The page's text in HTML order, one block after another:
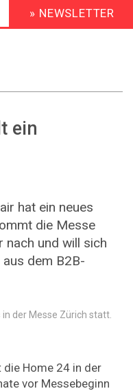
HEADER» NEWSLETTER
ein
hat ein neues
die Messe
nach und will sich
dem B2B-
der Messe Zürich statt.
Home 24 in der
vor Messebeginn